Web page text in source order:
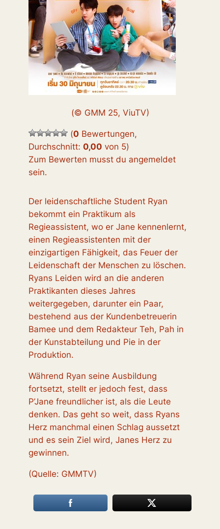
(© GMM 25, ViuTV)
(0 Bewertungen,
Durchschnitt:0,00 von 5)
Zum Bewerten musst du angemeldet
sein.
Der leidenschaftliche Student Ryan
bekommt ein Praktikum als
Regieassistent, wo er Jane kennenlernt,
einen Regieassistenten mit der
einzigartigen Fähigkeit, das Feuer der
Leidenschaft der Menschen zu löschen.
Ryans Leiden wird an die anderen
Praktikanten dieses Jahres
weitergegeben, darunter ein Paar,
bestehend aus der Kundenbetreuerin
Bamee und dem Redakteur Teh, Pah in
der Kunstabteilung und Pie in der
Produktion.
Während Ryan seine Ausbildung
fortsetzt, stellt er jedoch fest, dass
P’Jane freundlicher ist, als die Leute
denken. Das geht so weit, dass Ryans
Herz manchmal einen Schlag aussetzt
und es sein Ziel wird, Janes Herz zu
gewinnen.
(Quelle: GMMTV)